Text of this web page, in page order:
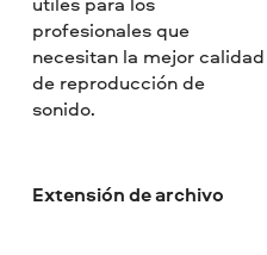
profesionales que
necesitan la mejor calidad
de reproducción de
sonido.
Extensión de archivo